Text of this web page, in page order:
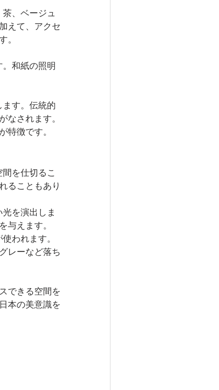
、ベージュ
えて、アクセ
。
和紙の照明
す。伝統的
なされます。
特徴です。
を仕切るこ
ることもあり
を演出しま
与えます。
われます。
レーなど落ち
できる空間を
本の美意識を